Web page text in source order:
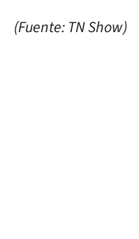
(Fuente: TN Show)